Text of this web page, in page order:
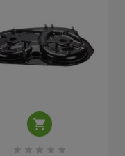

    